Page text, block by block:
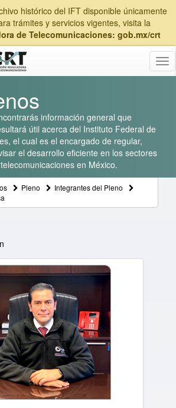
histórico del IFT disponible únicamente
trámites y servicios vigentes, visita la
de Telecomunicaciones: gob.mx/crt
información general que
útil acerca del Instituto Federal de
el cual es el encargado de regular,
el desarrollo eficiente en los sectores
en México.
Pleno
Integrantes del Pleno